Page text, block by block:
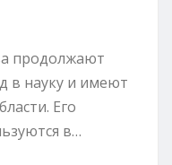
продолжают
в науку и имеют
Его
в…